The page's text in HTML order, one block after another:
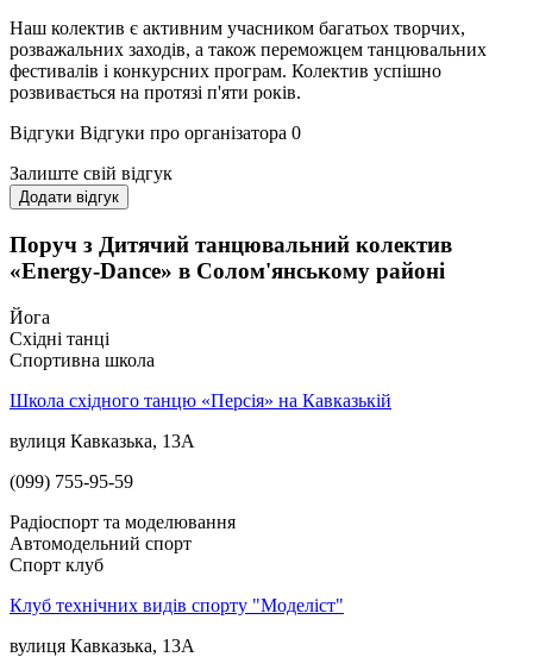
Наш колектив є активним учасником багатьох творчих,
розважальних заходів, а також переможцем танцювальних
фестивалів і конкурсних програм. Колектив успішно
розвивається на протязі п'яти років.
Відгуки Відгуки про організатора 0
Залиште свій відгук
Додати відгук
Поруч з Дитячий танцювальний колектив
«Energy-Dance» в Солом'янському районі
Йога
Східні танці
Спортивна школа
Школа східного танцю «Персія» на Кавказькій
вулиця Кавказька, 13А
(099) 755-95-59
Радіоспорт та моделювання
Автомодельний спорт
Спорт клуб
Клуб технічних видів спорту "Моделіст"
вулиця Кавказька, 13А